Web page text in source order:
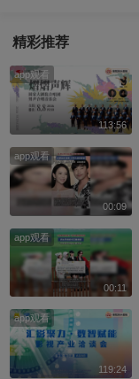
精彩推荐
app观看
113:56
app观看
00:09
app观看
00:11
app观看
119:24